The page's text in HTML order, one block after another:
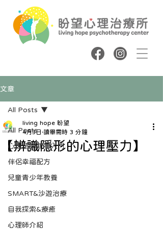
文章
All Posts
心理諮商新手入門
伴侶幸福配方
兒童青少年教養
SMART&沙遊治療
自我探索&療癒
心理師介紹
All Posts
【辨識隱形的心理壓力】
living hope 盼望
4月3日 讀畢需時 3 分鐘